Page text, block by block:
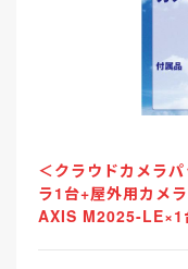
＜クラウドカメラ
ラ1台+屋外用カメ
AXIS M2025-LE×1